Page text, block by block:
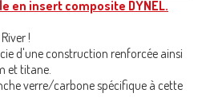
en insert composite DYNEL.
!
d'une construction renforcée ainsi
et titane.
verre/carbone spécifique à cette